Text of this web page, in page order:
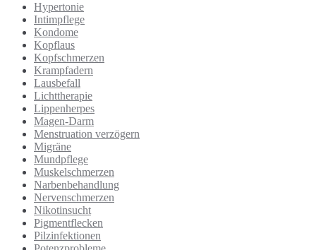
Hypertonie
Intimpflege
Kondome
Kopflaus
Kopfschmerzen
Krampfadern
Lausbefall
Lichttherapie
Lippenherpes
Magen-Darm
Menstruation verzögern
Migräne
Mundpflege
Muskelschmerzen
Narbenbehandlung
Nervenschmerzen
Nikotinsucht
Pigmentflecken
Pilzinfektionen